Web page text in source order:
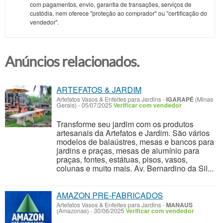
com pagamentos, envio, garantia de transações, serviços de
custódia, nem oferece "proteção ao comprador" ou "certificação do
vendedor".
Anúncios relacionados.
ARTEFATOS & JARDIM
Artefatos Vasos & Enfeites para Jardins-IGARAPÉ (Minas
Gerais) -05/07/2025Verificar com vendedor
Transforme seu jardim com os produtos
artesanais da Artefatos e Jardim. São vários
modelos de balaústres, mesas e bancos para
jardins e praças, mesas de alumínio para
praças, fontes, estátuas, pisos, vasos,
colunas e muito mais. Av. Bernardino da Sil...
AMAZON PRE-FABRICADOS
Artefatos Vasos & Enfeites para Jardins-MANAUS
(Amazonas) -30/06/2025Verificar com vendedor